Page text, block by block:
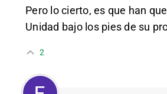
Pero lo cierto, es que han
Unidad bajo los pies de su
2